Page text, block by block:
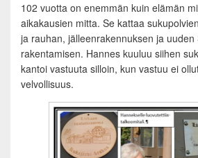
102 vuotta on enemmän kuin elämän
aikakausien mitta. Se kattaa
ja rauhan, jälleenrakennuksen ja uuden
rakentamisen. Hannes kuuluu siihen
kantoi vastuuta silloin, kun vastuu ei
velvollisuus.